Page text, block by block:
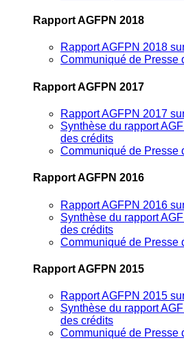
Rapport AGFPN 2018
Rapport AGFPN 2018
Communiqué de Presse
Rapport AGFPN 2017
Rapport AGFPN 2017
Synthèse du rapport
des crédits
Communiqué de Presse
Rapport AGFPN 2016
Rapport AGFPN 2016
Synthèse du rapport
des crédits
Communiqué de Presse
Rapport AGFPN 2015
Rapport AGFPN 2015
Synthèse du rapport
des crédits
Communiqué de Presse